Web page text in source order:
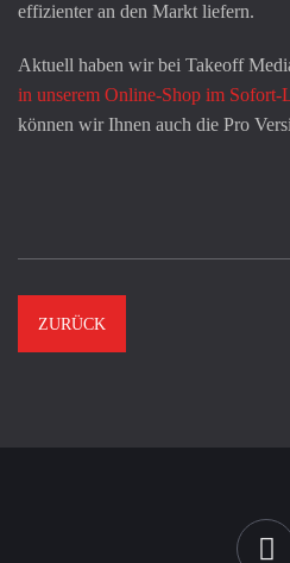
effizienter an den Markt liefern.
Aktuell haben wir bei Takeoff
in unserem Online-Shop im Sofort-
können wir Ihnen auch die Pro
ZURÜCK